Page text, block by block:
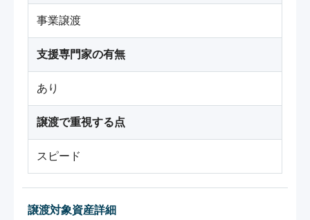
事業譲渡
支援専門家の有無
あり
譲渡で重視する点
スピード
譲渡対象資産詳細